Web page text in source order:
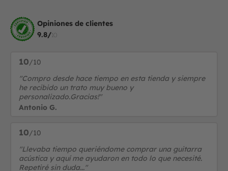
Opiniones de clientes
9.8/10
10/10
"Compro desde hace tiempo en esta tienda y siempre
he recibido un trato muy bueno y
personalizado.Gracias!"
Antonio G.
10/10
"Llevaba tiempo queriéndome comprar una guitarra
acústica y aquí me ayudaron en todo lo que necesité.
Repetiré sin duda..."